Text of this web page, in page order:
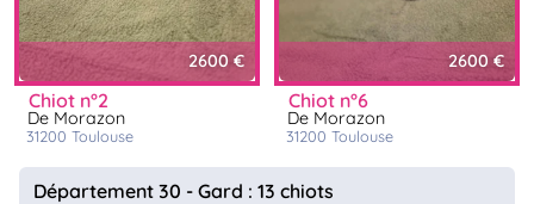
2600 €
chiot n°2
De Morazon
31200 toulouse
2600 €
chiot n°6
De Morazon
31200 toulouse
Département 30 - Gard : 13 chiots